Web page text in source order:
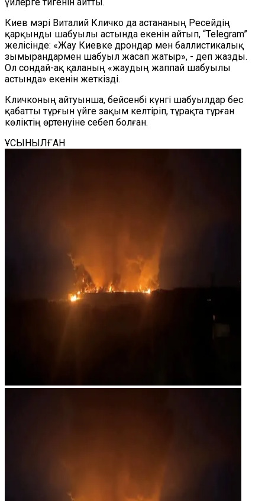
Киев мэрі Виталий Кличко да астананың Ресейдің
қарқынды шабуылы астында екенін айтып, “Telegram”
желісінде: «Жау Киевке дрондар мен баллистикалық
зымырандармен шабуыл жасап жатыр», - деп жазды.
Ол сондай-ақ қаланың «жаудың жаппай шабуылы
астында» екенін жеткізді.
Кличконың айтуынша, бейсенбі күнгі шабуылдар бес
қабатты тұрғын үйге зақым келтіріп, тұрақта тұрған
көліктің өртенуіне себеп болған.
ҰСЫНЫЛҒАН